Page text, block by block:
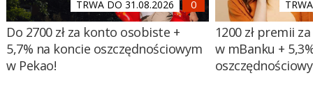
TRWA DO 31.08.2026
Do 2700 zł za konto osobiste +
5,7% na koncie oszczędnościowym
w Pekao!
1200 zł premii
w mBanku +